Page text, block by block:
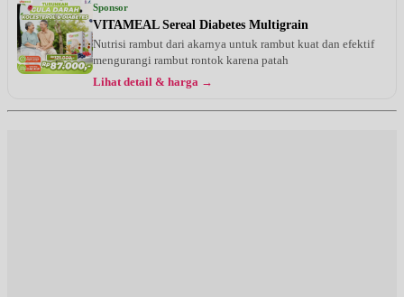
Sponsor
VITAMEAL Sereal Diabetes Multigrain
Nutrisi rambut dari akarnya untuk rambut kuat dan efektif
mengurangi rambut rontok karena patah
Lihat detail & harga →